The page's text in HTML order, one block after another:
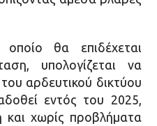
θα επιδέχεται
υπολογίζεται να
αρδευτικού δικτύου
εντός του 2025,
και χωρίς προβλήματα